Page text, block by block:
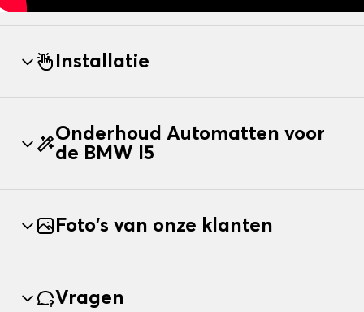
Installatie
Onderhoud Automatten voor
de BMW I5
Foto's van onze klanten
Vragen